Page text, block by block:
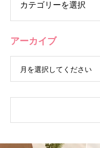
アーカイブ
月を選択してください